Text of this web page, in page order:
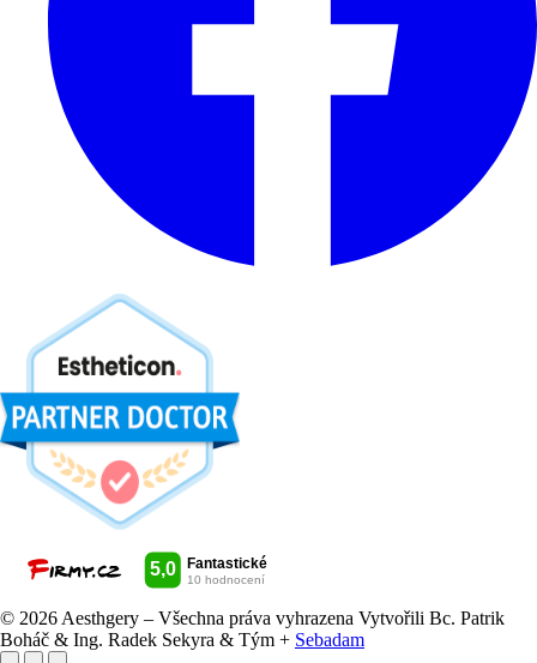
© 2026 Aesthgery – Všechna práva vyhrazena Vytvořili Bc. Patrik
Boháč & Ing. Radek Sekyra & Tým + Sebadam